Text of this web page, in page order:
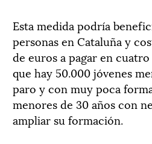
Esta medida podría
personas en Cataluña y
de euros a pagar en
que hay 50.000 jóvenes
paro y con muy poca
menores de 30 años con
ampliar su formación.